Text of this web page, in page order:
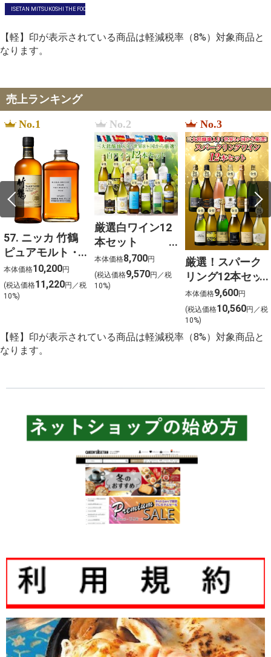
ISETAN MITSUKOSHI THE FOOD
【軽】印が表示されている商品は軽減税率（8%）対象商品と
なります。
売上ランキング
No.1
57. ニッカ 竹鶴
ピュアモルト・
フロムザバレル
ウイスキー2本セ
ット【北海道ご
本体価格10,200円
(税込価格11,220円／税
10%)
No.2
厳選白ワイン12
本セット
750ml×12
本体価格8,700円
(税込価格9,570円／税
10%)
No.3
厳選！スパーク
リング12本セッ
ト 金賞受賞ワイ
ンを含む１２本
を選びました！
本体価格9,600円
(税込価格10,560円／税
10%)
【軽】印が表示されている商品は軽減税率（8%）対象商品と
なります。